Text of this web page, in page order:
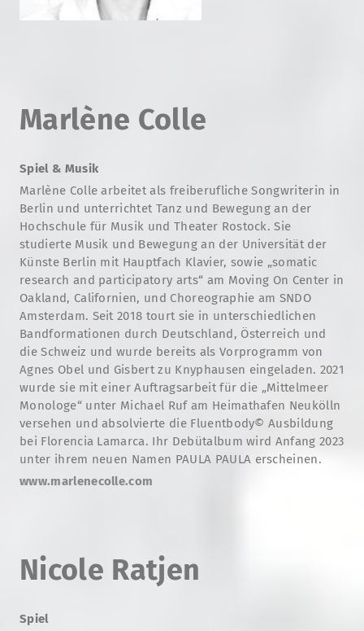
Marlène Colle
Spiel & Musik
Marlène Colle arbeitet als freiberufliche Songwriterin in
Berlin und unterrichtet Tanz und Bewegung an der
Hochschule für Musik und Theater Rostock. Sie
studierte Musik und Bewegung an der Universität der
Künste Berlin mit Hauptfach Klavier, sowie „somatic
research and participatory arts“ am Moving On Center in
Oakland, Californien, und Choreographie am SNDO
Amsterdam. Seit 2018 tourt sie in unterschiedlichen
Bandformationen durch Deutschland, Österreich und
die Schweiz und wurde bereits als Vorprogramm von
Agnes Obel und Gisbert zu Knyphausen eingeladen. 2021
wurde sie mit einer Auftragsarbeit für die „Mittelmeer
Monologe“ unter Michael Ruf am Heimathafen Neukölln
versehen und absolvierte die Fluentbody© Ausbildung
bei Florencia Lamarca. Ihr Debütalbum wird Anfang 2023
unter ihrem neuen Namen PAULA PAULA erscheinen.
www.marlenecolle.com
Nicole Ratjen
Spiel